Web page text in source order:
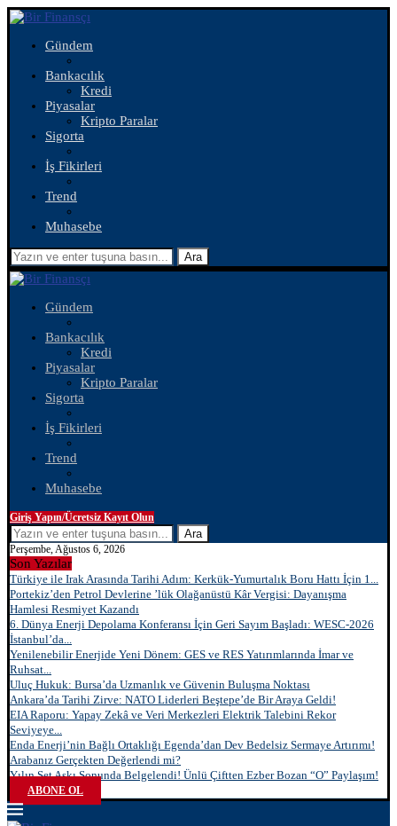
Gündem
Bankacılık
Kredi
Piyasalar
Kripto Paralar
Sigorta
İş Fikirleri
Trend
Muhasebe
Ara
Gündem
Bankacılık
Kredi
Piyasalar
Kripto Paralar
Sigorta
İş Fikirleri
Trend
Muhasebe
Giriş Yapın/Ücretsiz Kayıt Olun
Ara
Perşembe, Ağustos 6, 2026
Son Yazılar
Türkiye ile Irak Arasında Tarihi Adım: Kerkük-Yumurtalık Boru Hattı İçin 1...
Portekiz’den Petrol Devlerine ’lük Olağanüstü Kâr Vergisi: Dayanışma
Hamlesi Resmiyet Kazandı
6. Dünya Enerji Depolama Konferansı İçin Geri Sayım Başladı: WESC-2026
İstanbul’da...
Yenilenebilir Enerjide Yeni Dönem: GES ve RES Yatırımlarında İmar ve
Ruhsat...
Uluç Hukuk: Bursa’da Uzmanlık ve Güvenin Buluşma Noktası
Ankara’da Tarihi Zirve: NATO Liderleri Beştepe’de Bir Araya Geldi!
EIA Raporu: Yapay Zekâ ve Veri Merkezleri Elektrik Talebini Rekor
Seviyeye...
Enda Enerji’nin Bağlı Ortaklığı Egenda’dan Dev Bedelsiz Sermaye Artırımı!
Arabanız Gerçekten Değerlendi mi?
Yılın Set Aşkı Sonunda Belgelendi! Ünlü Çiftten Ezber Bozan “O” Paylaşım!
ABONE OL